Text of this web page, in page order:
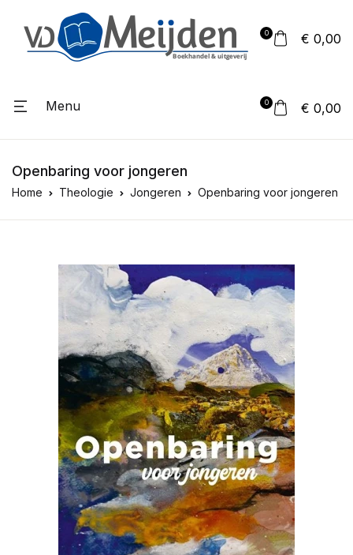
0 € 0,00
Menu 0 € 0,00
Openbaring voor jongeren
Home Theologie Jongeren Openbaring voor jongeren